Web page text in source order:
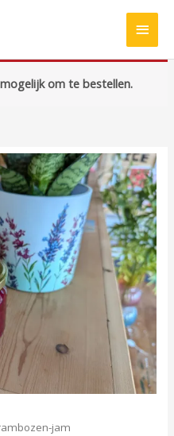
om te bestellen.
jam